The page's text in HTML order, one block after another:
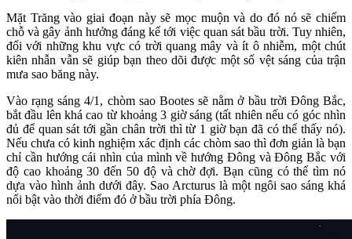
Mặt Trăng vào giai đoạn này sẽ mọc muộn và do đó nó sẽ chiếm
chỗ và gây ảnh hưởng đáng kể tới việc quan sát bầu trời. Tuy nhiên,
đối với những khu vực có trời quang mây và ít ô nhiễm, một chút
kiên nhẫn vẫn sẽ giúp bạn theo dõi được một số vệt sáng của trận
mưa sao băng này.
Vào rạng sáng 4/1, chòm sao Bootes sẽ nằm ở bầu trời Đông Bắc,
bắt đầu lên khá cao từ khoảng 3 giờ sáng (tất nhiên nếu có góc nhìn
đủ để quan sát tới gần chân trời thì từ 1 giờ bạn đã có thể thấy nó).
Nếu chưa có kinh nghiệm xác định các chòm sao thì đơn giản là bạn
chỉ cần hướng cái nhìn của mình về hướng Đông và Đông Bắc với
độ cao khoảng 30 đến 50 độ và chờ đợi. Bạn cũng có thể tìm nó
dựa vào hình ảnh dưới đây. Sao Arcturus là một ngôi sao sáng khá
nổi bật vào thời điểm đó ở bầu trời phía Đông.